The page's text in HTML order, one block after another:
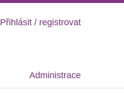
Přihlásit / registrovat
Administrace